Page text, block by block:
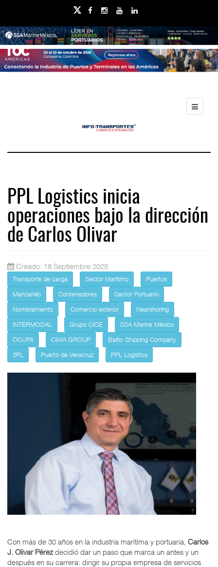
PPL Logistics inicia
operaciones bajo la dirección
de Carlos Olivar
Creado: 18 Septiembre 2025
Transporte de carga Sector Marítimo
Puertos
Manzanillo
Contenedores
Sector Portuario
Nombramiento
Comercio exterior
Nearshoring
INTERMODAL
Grupo CICE
SSA Marine México
OCUPA
CIMA GROUP
Baltic Shipping Company
3PL
Puerto de Veracruz PPL Logistics
Con más de 30 años en la industria marítima y portuaria, Carlos
J. Olivar Pérezdecidió dar un paso que marca un antes y un
después en su carrera: dirigir su propia empresa de servicios